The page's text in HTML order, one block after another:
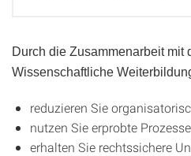
Durch die Zusammenarbeit mit
Wissenschaftliche
reduzieren Sie
nutzen Sie erprobte
erhalten Sie rechtssichere